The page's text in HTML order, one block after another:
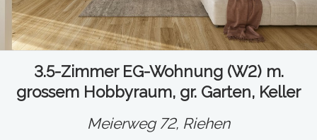
3.5-Zimmer EG-Wohnung (W2) m.
grossem Hobbyraum, gr. Garten, Keller
Meierweg 72, Riehen